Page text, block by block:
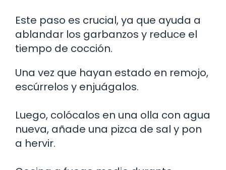
Este paso es crucial, ya que ayuda a
ablandar los garbanzos y reduce el
tiempo de cocción.
Una vez que hayan estado en remojo,
escúrrelos y enjuágalos.
Luego, colócalos en una olla con agua
nueva, añade una pizca de sal y pon
a hervir.